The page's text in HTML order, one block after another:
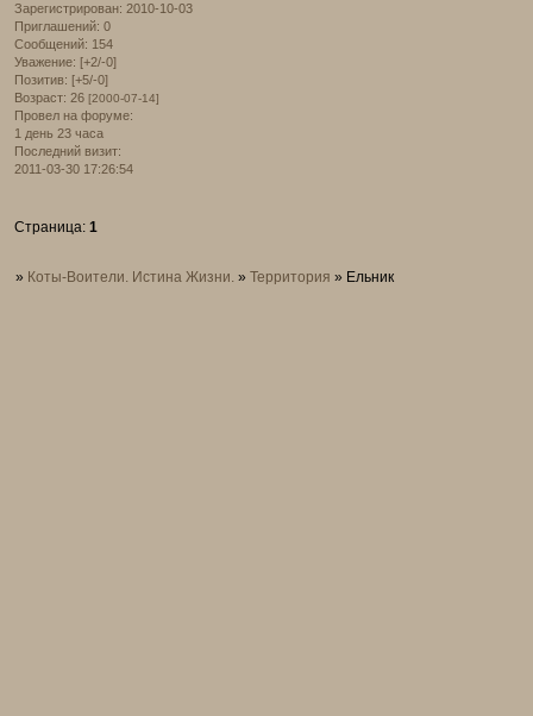
Зарегистрирован: 2010-10-03
Приглашений: 0
Сообщений: 154
Уважение: [+2/-0]
Позитив: [+5/-0]
Возраст: 26[2000-07-14]
Провел на форуме:
1 день 23 часа
Последний визит:
2011-03-30 17:26:54
Страница:1
» Коты-Воители. Истина Жизни. »Территория » Ельник